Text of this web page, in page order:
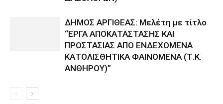
ΔΗΜΟΣ ΑΡΓΙΘΕΑΣ: Μελέτη με τίτλο
“ΕΡΓΑ ΑΠΟΚΑΤΑΣΤΑΣΗΣ ΚΑΙ
ΠΡΟΣΤΑΣΙΑΣ ΑΠΟ ΕΝΔΕΧΟΜΕΝΑ
ΚΑΤΟΛΙΣΘΗΤΙΚΑ ΦΑΙΝΟΜΕΝΑ (Τ.Κ.
ΑΝΘΗΡΟΥ)”